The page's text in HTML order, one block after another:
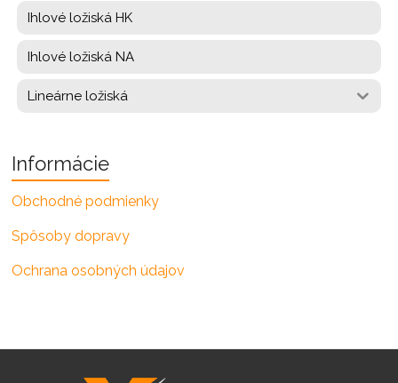
Ihlové ložiská HK
Ihlové ložiská NA
Lineárne ložiská
Informácie
Obchodné podmienky
Spôsoby dopravy
Ochrana osobných údajov